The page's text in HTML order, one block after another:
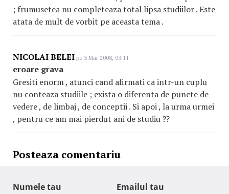
; frumusetea nu completeaza total lipsa studiilor . Este
atata de mult de vorbit pe aceasta tema .
NICOLAI BELEI pe 3 Mar 2008, 03:11
eroare grava
Gresiti enorm , atunci cand afirmati ca intr-un cuplu
nu conteaza studiile ; exista o diferenta de puncte de
vedere , de limbaj , de conceptii . Si apoi , la urma urmei
, pentru ce am mai pierdut ani de studiu ??
Posteaza comentariu
Numele tau Emailul tau